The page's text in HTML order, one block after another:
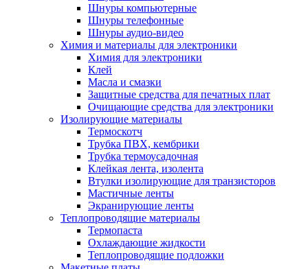
Шнуры компьютерные
Шнуры телефонные
Шнуры аудио-видео
Химия и материалы для электроники
Химия для электроники
Клей
Масла и смазки
Защитные средства для печатных плат
Очищающие средства для электроники
Изолирующие материалы
Термоскотч
Трубка ПВХ, кембрики
Трубка термоусадочная
Клейкая лента, изолента
Втулки изолирующие для транзисторов
Мастичные ленты
Экранирующие ленты
Теплопроводящие материалы
Термопаста
Охлаждающие жидкости
Теплопроводящие подложки